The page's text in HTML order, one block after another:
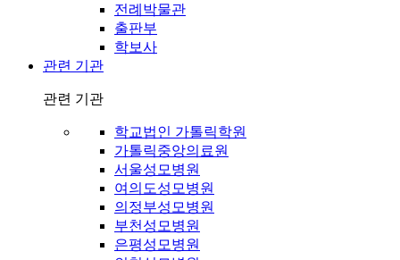
전례박물관
출판부
학보사
관련 기관
관련 기관
학교법인 가톨릭학원
가톨릭중앙의료원
서울성모병원
여의도성모병원
의정부성모병원
부천성모병원
은평성모병원